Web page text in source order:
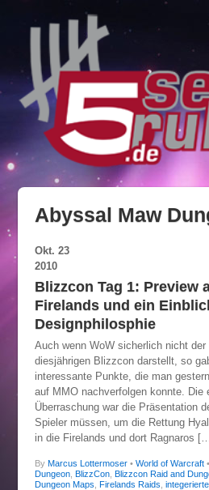
Abyssal Maw
Okt. 23
2010
Blizzcon Tag 1: Preview
Firelands und ein
Designphilosphie
Auch wenn WoW sicherlich nicht der
diesjährigen Blizzcon darstellt, so
interessante Punkte, die man
auf MMO nachverfolgen konnte. Die
Überraschung war die Präsentation
Spieler müssen, um die Rettung
in die Firelands und dort Ragnaros
By Marcus Lottermoser• World of Warcraft
Dungeon, BlizzCon, Blizzcon Raid and
Dungeon Maps Firelands Raids